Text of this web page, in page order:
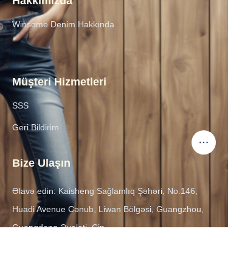
Winsome Denim Hakkında
Müşteri Hizmetleri
SSS
Geri Bildirim
Bize Ulaşın
Əlavə edin: Kaisheng Sağlamlıq Şəhəri, No.146,
Huadi Avenue Cənub, Liwan Bölgəsi, Guangzhou,
Guangdong Əyaləti, Çin
TR